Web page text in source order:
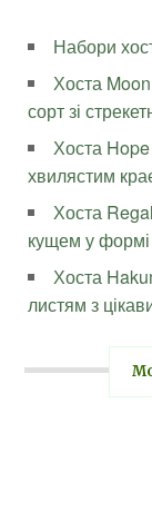
Набори
Хоста
сорт зі
Хоста
хвилястим
Хоста
кущем у формі
Хоста
листям з